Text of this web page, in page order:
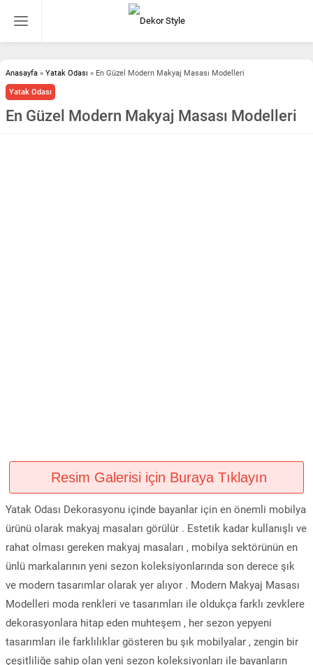
Anasayfa » Yatak Odası » En Güzel Modern Makyaj Masası Modelleri
Yatak Odası
En Güzel Modern Makyaj Masası Modelleri
Resim Galerisi için Buraya Tıklayın
Yatak Odası Dekorasyonu içinde bayanlar için en önemli mobilya
ürünü olarak makyaj masaları görülür . Estetik kadar kullanışlı ve
rahat olması gereken makyaj masaları , mobilya sektörünün en
ünlü markalarının yeni sezon koleksiyonlarında son derece şık
ve modern tasarımlar olarak yer alıyor . Modern Makyaj Masası
Modelleri moda renkleri ve tasarımları ile oldukça farklı zevklere
dekorasyonlara hitap eden muhteşem , her sezon yepyeni
tasarımları ile farklılıklar gösteren bu şık mobilyalar , zengin bir
çeşitliliğe sahip olan yeni sezon koleksiyonları ile bayanların